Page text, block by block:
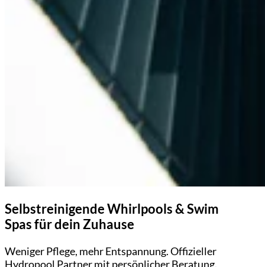
Selbstreinigende Whirlpools & Swim
Spas für dein Zuhause
Weniger Pflege, mehr Entspannung. Offizieller
Hydropool Partner mit persönlicher Beratung,